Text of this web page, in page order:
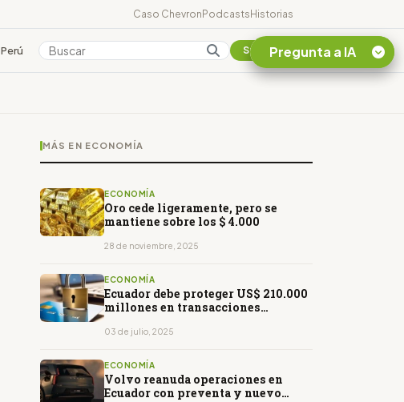
Caso ChevronPodcastsHistorias
Perú Colombia Suscribirse
MÁS EN ECONOMÍA
ECONOMÍA
Oro cede ligeramente, pero se
mantiene sobre los $ 4.000
28 de noviembre, 2025
ECONOMÍA
Ecuador debe proteger US$ 210.000
millones en transacciones
03 de julio, 2025
ECONOMÍA
Volvo reanuda operaciones en
Ecuador con preventa y nuevo
Pregunta a IA